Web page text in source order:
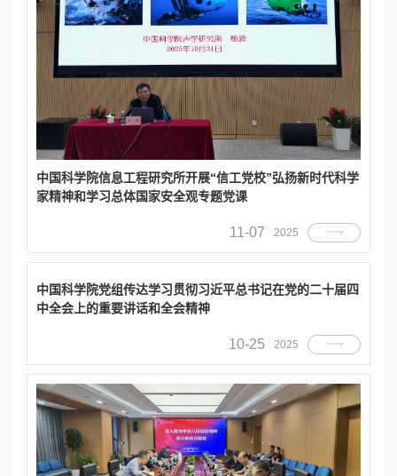
中国科学院信息工程研究所开展“信工党校”弘扬新时代科学
家精神和学习总体国家安全观专题党课
11-07 2025
中国科学院党组传达学习贯彻习近平总书记在党的二十届四
中全会上的重要讲话和全会精神
10-25 2025